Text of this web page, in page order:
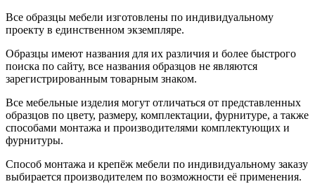
Все образцы мебели изготовлены по индивидуальному
проекту в единственном экземпляре.
Образцы имеют названия для их различия и более быстрого
поиска по сайту, все названия образцов не являются
зарегистрированным товарным знаком.
Все мебельные изделия могут отличаться от представленных
образцов по цвету, размеру, комплектации, фурнитуре, а также
способами монтажа и производителями комплектующих и
фурнитуры.
Способ монтажа и крепёж мебели по индивидуальному заказу
выбирается производителем по возможности её применения.